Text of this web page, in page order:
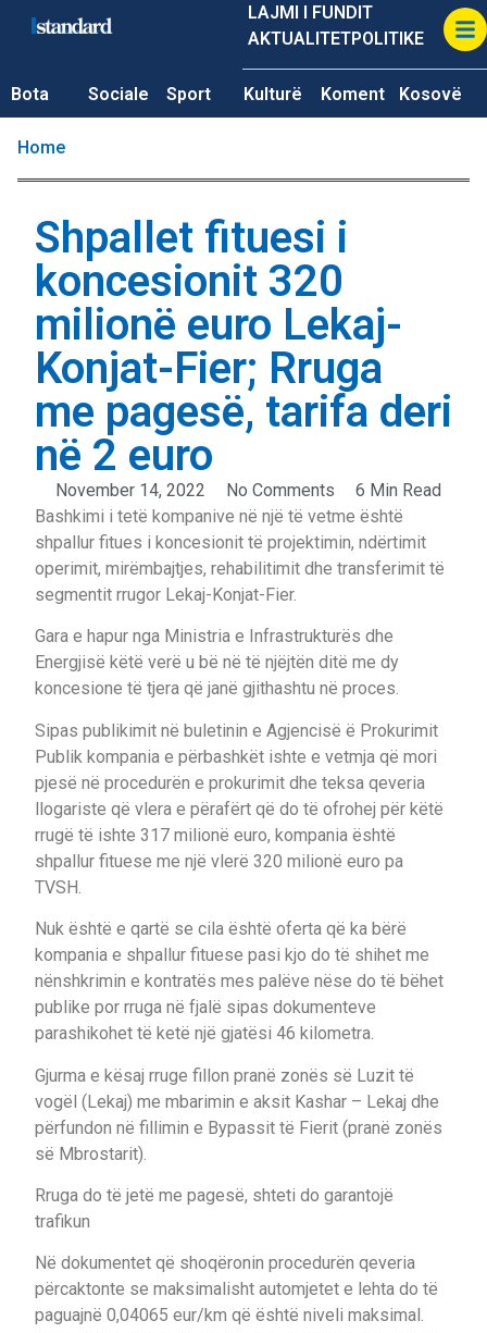
LAJMI I FUNDIT
AKTUALITETPOLITIKE
Bota Sociale Sport Kulturë Koment Kosovë
Home
Shpallet fituesi i
koncesionit 320
milionë euro Lekaj-
Konjat-Fier; Rruga
me pagesë, tarifa deri
në 2 euro
November 14, 2022 No Comments
6 Min Read
Bashkimi i tetë kompanive në një të vetme është
shpallur fitues i koncesionit të projektimin, ndërtimit
operimit, mirëmbajtjes, rehabilitimit dhe transferimit të
segmentit rrugor Lekaj-Konjat-Fier.
Gara e hapur nga Ministria e Infrastrukturës dhe
Energjisë këtë verë u bë në të njëjtën ditë me dy
koncesione të tjera që janë gjithashtu në proces.
Sipas publikimit në buletinin e Agjencisë ë Prokurimit
Publik kompania e përbashkët ishte e vetmja që mori
pjesë në procedurën e prokurimit dhe teksa qeveria
llogariste që vlera e përafërt që do të ofrohej për këtë
rrugë të ishte 317 milionë euro, kompania është
shpallur fituese me një vlerë 320 milionë euro pa
TVSH.
Nuk është e qartë se cila është oferta që ka bërë
kompania e shpallur fituese pasi kjo do të shihet me
nënshkrimin e kontratës mes palëve nëse do të bëhet
publike por rruga në fjalë sipas dokumenteve
parashikohet të ketë një gjatësi 46 kilometra.
Gjurma e kësaj rruge fillon pranë zonës së Luzit të
vogël (Lekaj) me mbarimin e aksit Kashar – Lekaj dhe
përfundon në fillimin e Bypassit të Fierit (pranë zonës
së Mbrostarit).
Rruga do të jetë me pagesë, shteti do garantojë
trafikun
Në dokumentet që shoqëronin procedurën qeveria
përcaktonte se maksimalisht automjetet e lehta do të
paguajnë 0,04065 eur/km që është niveli maksimal.